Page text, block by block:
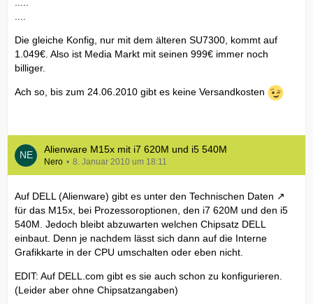
Die gleiche Konfig, nur mit dem älteren SU7300, kommt auf
1.049€. Also ist Media Markt mit seinen 999€ immer noch
billiger.
Ach so, bis zum 24.06.2010 gibt es keine Versandkosten
Alienware M15x mit i7 620M und i5 540M
Nero 8. Januar 2010 um 18:11
Auf DELL (Alienware) gibt es unter den Technischen Daten
für das M15x, bei Prozessoroptionen, den i7 620M und den i5
540M. Jedoch bleibt abzuwarten welchen Chipsatz DELL
einbaut. Denn je nachdem lässt sich dann auf die Interne
Grafikkarte in der CPU umschalten oder eben nicht.
EDIT: Auf DELL.com gibt es sie auch schon zu konfigurieren.
(Leider aber ohne Chipsatzangaben)